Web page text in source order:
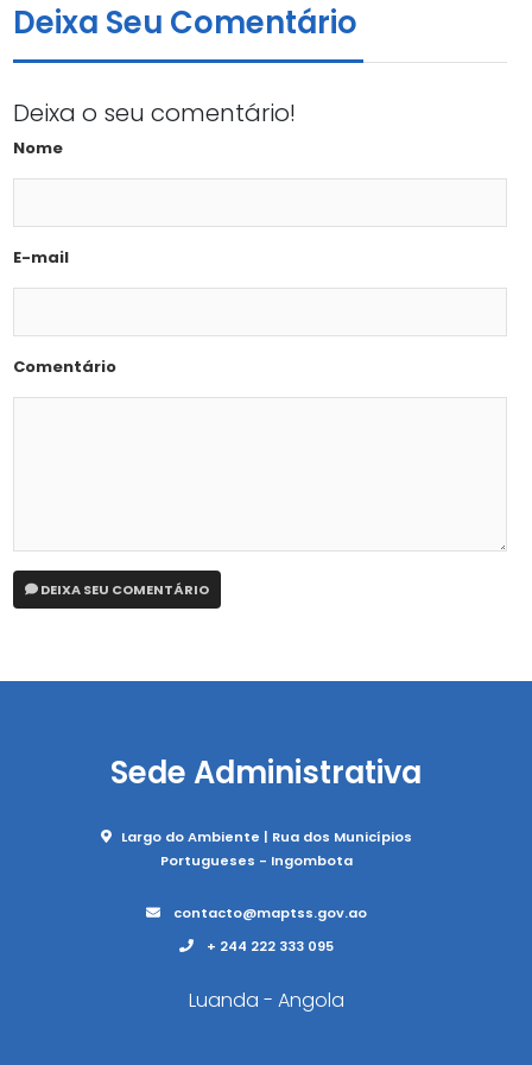
Deixa Seu Comentário
Deixa o seu comentário!
Nome
E-mail
Comentário
DEIXA SEU COMENTÁRIO
Sede Administrativa
Largo do Ambiente | Rua dos Municípios
Portugueses - Ingombota
contacto@maptss.gov.ao
+ 244 222 333 095
Luanda - Angola